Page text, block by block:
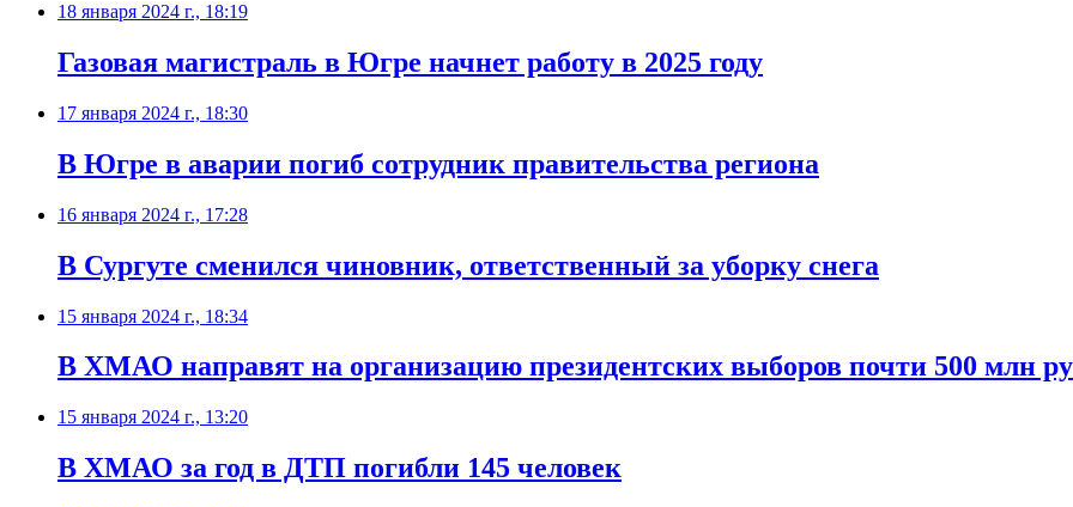
18 января 2024 г., 18:19
Газовая магистраль в Югре начнет работу в 2025 году
17 января 2024 г., 18:30
В Югре в аварии погиб сотрудник правительства региона
16 января 2024 г., 17:28
В Сургуте сменился чиновник, ответственный за уборку снега
15 января 2024 г., 18:34
В ХМАО направят на организацию президентских выборов почти 500 млн
15 января 2024 г., 13:20
В ХМАО за год в ДТП погибли 145 человек